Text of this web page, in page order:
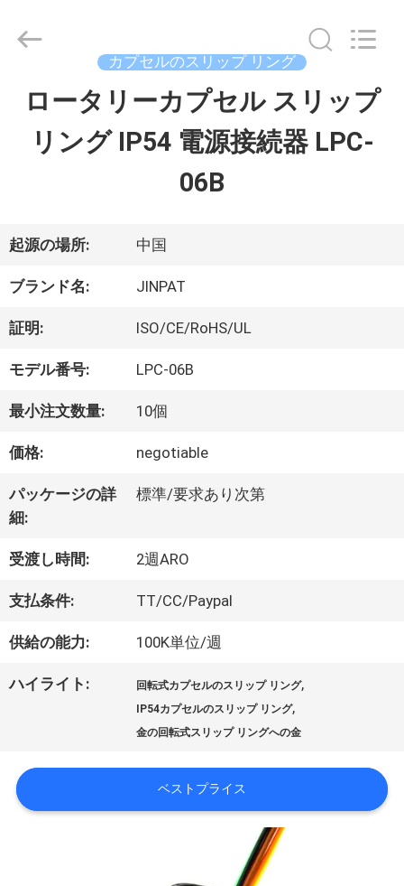
VR
シ
ョ
ー
私
達
に
つ
い
場
旅
カプセルのスリップ リング
ロータリーカプセル スリップ
リング IP54 電源接続器 LPC-
06B
起源の場所: 中国
ブランド名: JINPAT
証明: ISO/CE/RoHS/UL
モデル番号: LPC-06B
最小注文数量: 10個
価格: negotiable
パッケージの詳
細:
標準/要求あり次第
受渡し時間: 2週ARO
支払条件: TT/CC/Paypal
供給の能力: 100K単位/週
ハイライト: 回転式カプセルのスリップ リング,
IP54カプセルのスリップ リング,
金の回転式スリップ リングへの金
ベストプライス